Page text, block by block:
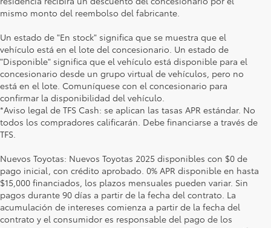
mismo monto del reembolso del fabricante.
Un estado de "En stock" significa que se muestra que el
vehículo está en el lote del concesionario. Un estado de
"Disponible" significa que el vehículo está disponible para el
concesionario desde un grupo virtual de vehículos, pero no
está en el lote. Comuníquese con el concesionario para
confirmar la disponibilidad del vehículo.
*Aviso legal de TFS Cash: se aplican las tasas APR estándar. No
todos los compradores calificarán. Debe financiarse a través de
TFS.
Nuevos Toyotas: Nuevos Toyotas 2025 disponibles con $0 de
pago inicial, con crédito aprobado. 0% APR disponible en hasta
$15,000 financiados, los plazos mensuales pueden variar. Sin
pagos durante 90 días a partir de la fecha del contrato. La
acumulación de intereses comienza a partir de la fecha del
contrato y el consumidor es responsable del pago de los